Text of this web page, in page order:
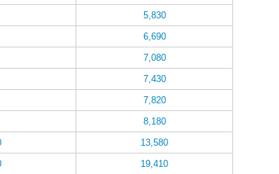
5,830
6,690
7,080
7,430
7,820
8,180
13,580
19,410